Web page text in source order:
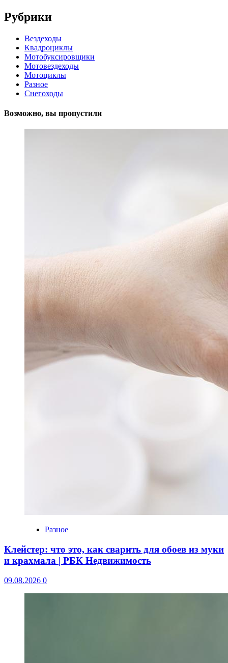
Рубрики
Вездеходы
Квадроциклы
Мотобуксировщики
Мотовездеходы
Мотоциклы
Разное
Снегоходы
Возможно, вы пропустили
Разное
Клейстер: что это, как сварить для обоев из муки
и крахмала | РБК Недвижимость
09.08.2026 0